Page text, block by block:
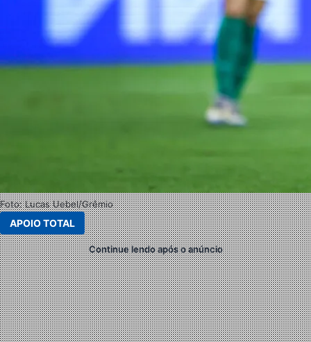
Foto: Lucas Uebel/Grêmio
APOIO TOTAL
Continue lendo após o anúncio